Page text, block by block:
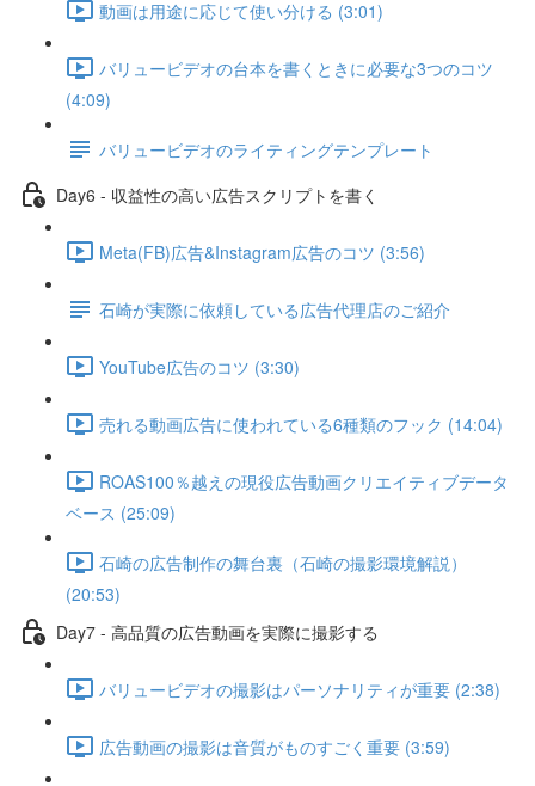
動画は用途に応じて使い分ける (3:01)
バリュービデオの台本を書くときに必要な3つのコツ
(4:09)
バリュービデオのライティングテンプレート
Day6 - 収益性の高い広告スクリプトを書く
Meta(FB)広告&Instagram広告のコツ (3:56)
石崎が実際に依頼している広告代理店のご紹介
YouTube広告のコツ (3:30)
売れる動画広告に使われている6種類のフック (14:04)
ROAS100％越えの現役広告動画クリエイティブデータ
ベース (25:09)
石崎の広告制作の舞台裏（石崎の撮影環境解説）
(20:53)
Day7 - 高品質の広告動画を実際に撮影する
バリュービデオの撮影はパーソナリティが重要 (2:38)
広告動画の撮影は音質がものすごく重要 (3:59)